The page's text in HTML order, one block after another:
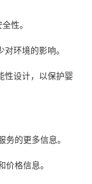
性。
环境的影响。
性设计，以保护婴
的更多信息。
格信息。